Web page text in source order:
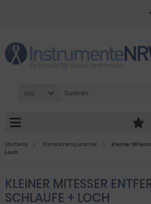
Alle
Startseite Komedonenquetscher
Kleiner
Loch
KLEINER MITESSER
SCHLAUFE + LOCH